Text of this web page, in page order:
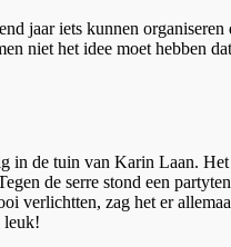
jaar iets kunnen
niet het idee moet hebben
in de tuin van Karin Laan.
de serre stond een
verlichtten, zag het er
leuk!